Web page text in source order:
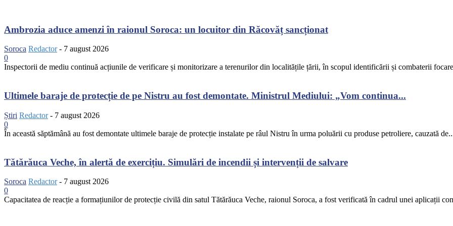
Ambrozia aduce amenzi în raionul Soroca: un locuitor din Răcovăț sancționat
Soroca Redactor - 7 august 2026
0
Inspectorii de mediu continuă acțiunile de verificare și monitorizare a terenurilor din localitățile țării, în scopul identificării și combaterii
Ultimele baraje de protecție de pe Nistru au fost demontate. Ministrul Mediului: „Vom continua...
Știri Redactor - 7 august 2026
0
În această săptămână au fost demontate ultimele baraje de protecție instalate pe râul Nistru în urma poluării cu produse petroliere, cauzată
Tătărăuca Veche, în alertă de exercițiu. Simulări de incendii și intervenții de salvare
Soroca Redactor - 7 august 2026
0
Capacitatea de reacție a formațiunilor de protecție civilă din satul Tătărăuca Veche, raionul Soroca, a fost verificată în cadrul unei aplicații